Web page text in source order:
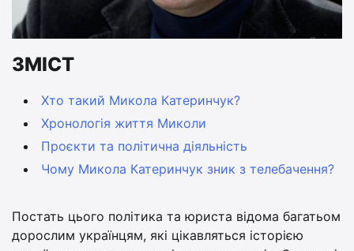
ЗМІСТ
Хто такий Микола Катеринчук?
Хронологія життя Миколи
Проєкти та політична діяльність
Чому Микола Катеринчук зник з телебачення?
Постать цього політика та юриста відома багатьом
дорослим українцям, які цікавляться історією